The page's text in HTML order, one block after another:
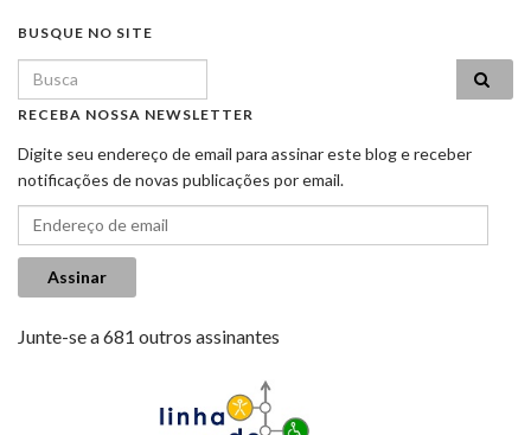
BUSQUE NO SITE
Search for:
RECEBA NOSSA NEWSLETTER
Digite seu endereço de email para assinar este blog e receber
notificações de novas publicações por email.
Endereço de email
Assinar
Junte-se a 681 outros assinantes